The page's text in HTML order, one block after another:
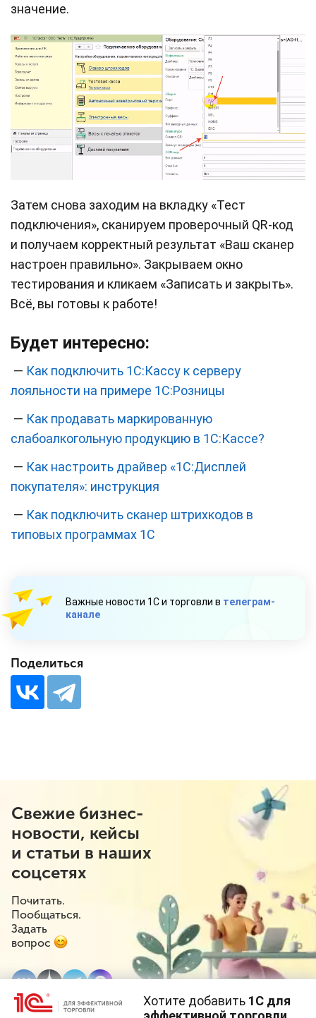
значение.
Затем снова заходим на вкладку «Тест
подключения», сканируем проверочный QR-код
и получаем корректный результат «Ваш сканер
настроен правильно». Закрываем окно
тестирования и кликаем «Записать и закрыть».
Всё, вы готовы к работе!
Будет интересно:
— Как подключить 1С:Кассу к серверу
лояльности на примере 1С:Розницы
— Как продавать маркированную
слабоалкогольную продукцию в 1С:Кассе?
— Как настроить драйвер «1С:Дисплей
покупателя»: инструкция
— Как подключить сканер штрихкодов в
типовых программах 1С
Важные новости 1С и торговли в телеграм-
канале
Поделиться
Свежие бизнес-
новости, кейсы
и статьи в наших
соцсетях
Почитать.
Пообщаться.
Задать
вопрос
Хотите добавить 1С для